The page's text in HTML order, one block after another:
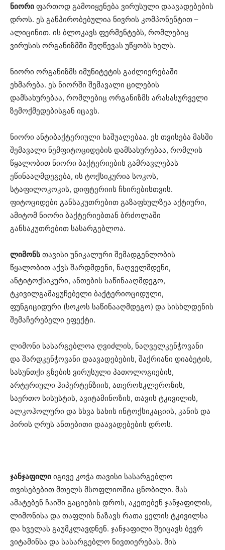
ნიორი ფართოდ გამოიყენება ვირუსული დაავადებების
დროს. ეს განპირობებულია ნივრის კომპონენტით –
ალიცინით. ის ბლოკავს ფერმენტებს, რომლებიც
ვირუსის ორგანიზმში შეღწევას უწყობს ხელს.
ნიორი ორგანიზმს იმუნიტეტის გაძლიერებაში
ეხმარება. ეს ნიორში შემავალი ცილების
დამსახურებაა, რომლებიც ორგანიზმს არასასურველი
ზემოქმედებისგან იცავს.
ნიორი ანტიბაქტერიული საშუალებაა. ეს თვისება მასში
შემავალი ნემფიტოციდების დამსახურებაა, რომლის
წყალობით ნიორი ბაქტერიების გამრავლებას
ეწინააღმდეგება, ის ტოქსიკურია სოკოს,
სტაფილოკოკის, დიფტერიის ჩხირებისთვის.
ფიტოციდები განსაკუთრებით გაზაფხულზეა აქტიური,
ამიტომ ნიორი ბაქტერიებთან ბრძოლაში
განსაკუთრებით სასარგებლოა.
ლიმონს თავისი უნიკალური შემადგენლობის
წყალობით აქვს შარდმდენი, ნაღველმდენი,
ანტიტოქსიკური, ანთების საწინააღმდეგო,
ტკივილგამაყუჩებელი ბაქტერიოციდული,
ფუნგიციდური (სოკოს საწინააღმდეგო) და სისხლდენის
შემაჩერებელი ეფექტი.
ლიმონი სასარგებლოა ღვიძლის, ნაღველკენჭოვანი
და შარდკენჭოვანი დაავადებების, შაქრიანი დიაბეტის,
სასუნთქი გზების ვირუსული პათოლოგიების,
არტერიული ჰიპერტენზიის, ათეროსკლეროზის,
საერთო სისუსტის, ავიტამინოზის, თავის ტკივილის,
ალკოჰოლური და სხვა სახის ინტოქსიკაციის, კანის და
პირის ღრუს ანთებითი დაავადებების დროს.
ჯანჯაფილი იგივე კოჭა თავისი სასარგებლო
თვისებებით მთელს მსოფლიოშია ცნობილი. მას
ამატებენ ჩაიში გაციების დროს, აკეთებენ ჯანჯაფილის,
ლიმონისა და თაფლის ნაზავს რათა ყელის ტკივილსა
და ხველას გაუმკლავდნენ. ჯანჯაფილი შეიცავს ბევრ
ვიტამინსა და სასარგებლო ნივთიერებას. მის